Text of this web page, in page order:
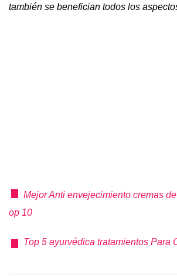
también se benefician todos los
Mejor Anti envejecimiento cremas
op 10
Top 5 ayurvédica tratamientos Para